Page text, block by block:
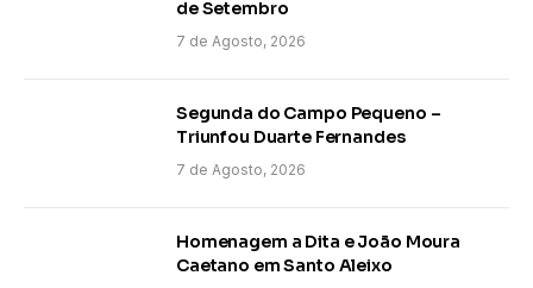
de Setembro
7 de Agosto, 2026
Segunda do Campo Pequeno –
Triunfou Duarte Fernandes
7 de Agosto, 2026
Homenagem a Dita e João Moura
Caetano em Santo Aleixo